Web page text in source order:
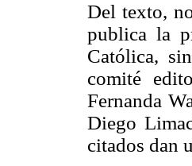
Del texto,
publica la
Católica,
comité
Fernanda
Diego
citados dan